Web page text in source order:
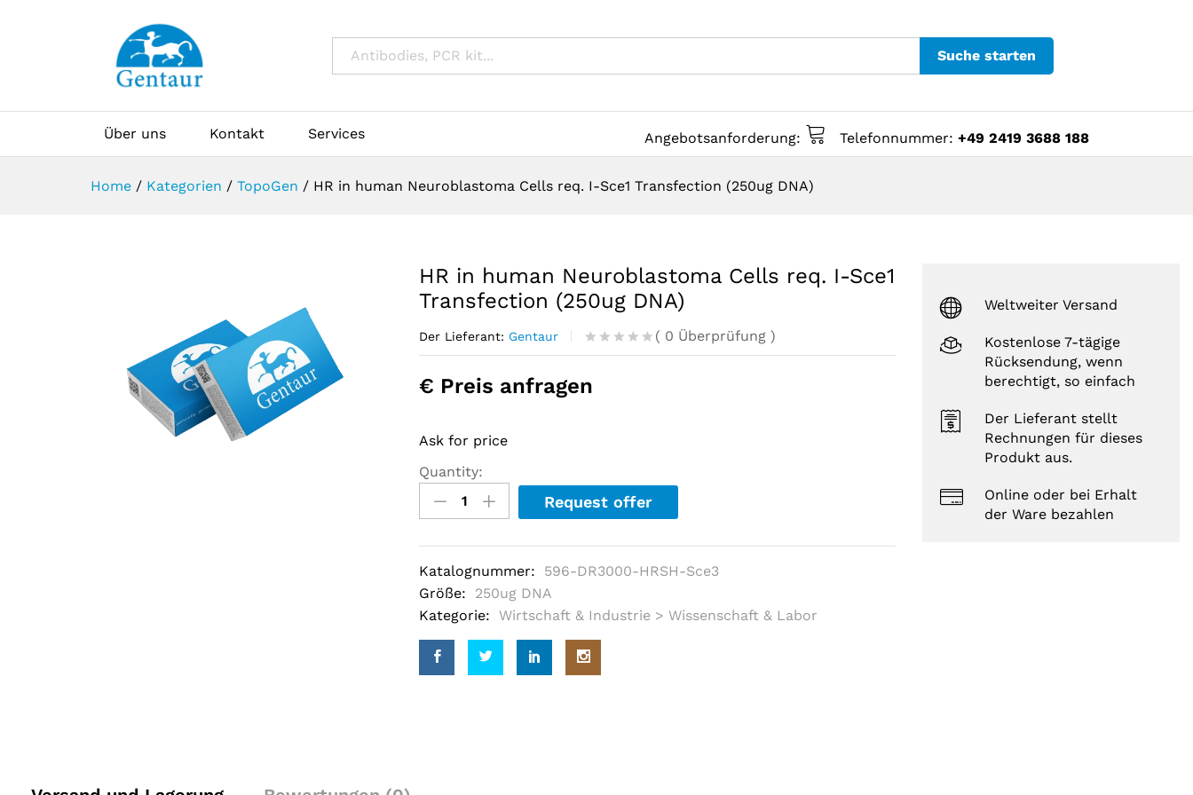
Suche starten
Über uns Kontakt Services Angebotsanforderung: Telefonnummer: +49 2419 3688 188
Home / Kategorien / TopoGen / HR in human Neuroblastoma Cells req. I-Sce1 Transfection (250ug DNA)
HR in human Neuroblastoma Cells req. I-Sce1
Transfection (250ug DNA)
Der Lieferant: Gentaur
R
t
f
5
b
s
d
0
c
s
t
( 0 Überprüfung)
€ Preis anfragen
Ask for price
Quantity:
Request offer
Katalognummer:
596-DR3000-HRSH-Sce3
Größe:
250ug DNA
Kategorie:
Wirtschaft & Industrie > Wissenschaft & Labor
Weltweiter Versand
Kostenlose 7-tägige
Rücksendung, wenn
berechtigt, so einfach
Der Lieferant stellt
Rechnungen für dieses
Produkt aus.
Online oder bei Erhalt
der Ware bezahlen